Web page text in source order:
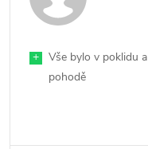
+
Vše bylo v poklidu
pohodě